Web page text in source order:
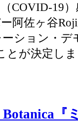
COVID-19
阿佐ヶ谷
ション・デ
とが決定し
『